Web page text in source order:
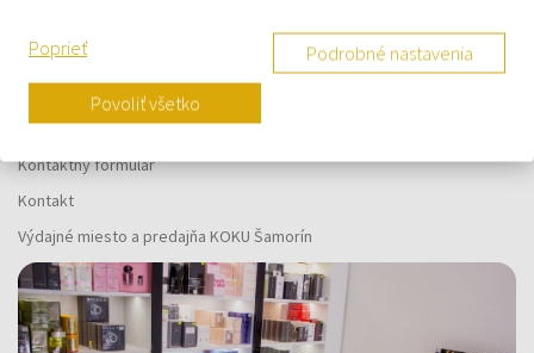
O SPOLOČNOSTI
O nás
Kontaktný formulár
Kontakt
Výdajné miesto a predajňa KOKU Šamorín
Poprieť Podrobné nastavenia
Povoliť všetko